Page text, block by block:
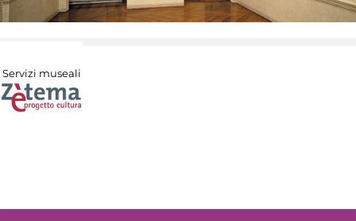
Servizi museali